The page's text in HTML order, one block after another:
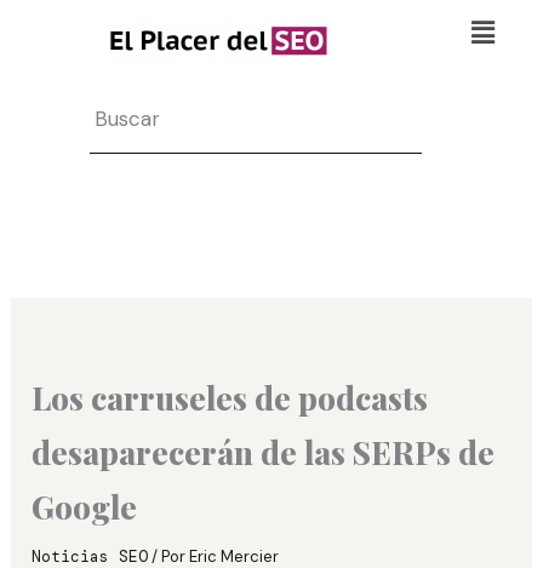
Los carruseles de podcasts
desaparecerán de las SERPs de
Google
Noticias SEO/ PorEric Mercier